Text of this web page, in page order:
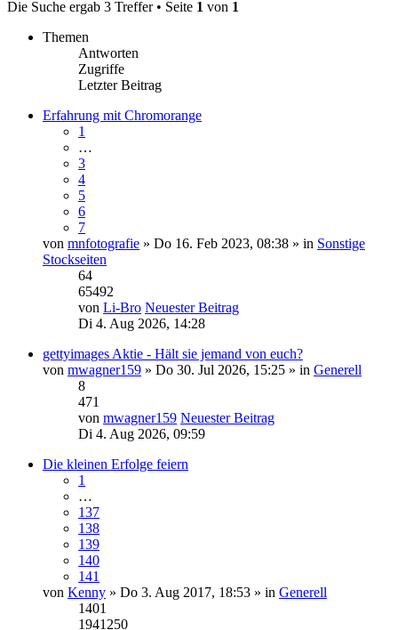
Die Suche ergab 3 Treffer • Seite 1 von 1
Themen
Antworten
Zugriffe
Letzter Beitrag
Erfahrung mit Chromorange
1
…
3
4
5
6
7
von mnfotografie » Do 16. Feb 2023, 08:38 » in Sonstige
Stockseiten
64
65492
von Li-Bro Neuester Beitrag
Di 4. Aug 2026, 14:28
gettyimages Aktie - Hält sie jemand von euch?
von mwagner159 » Do 30. Jul 2026, 15:25 » in Generell
8
471
von mwagner159 Neuester Beitrag
Di 4. Aug 2026, 09:59
Die kleinen Erfolge feiern
1
…
137
138
139
140
141
von Kenny » Do 3. Aug 2017, 18:53 » in Generell
1401
1941250